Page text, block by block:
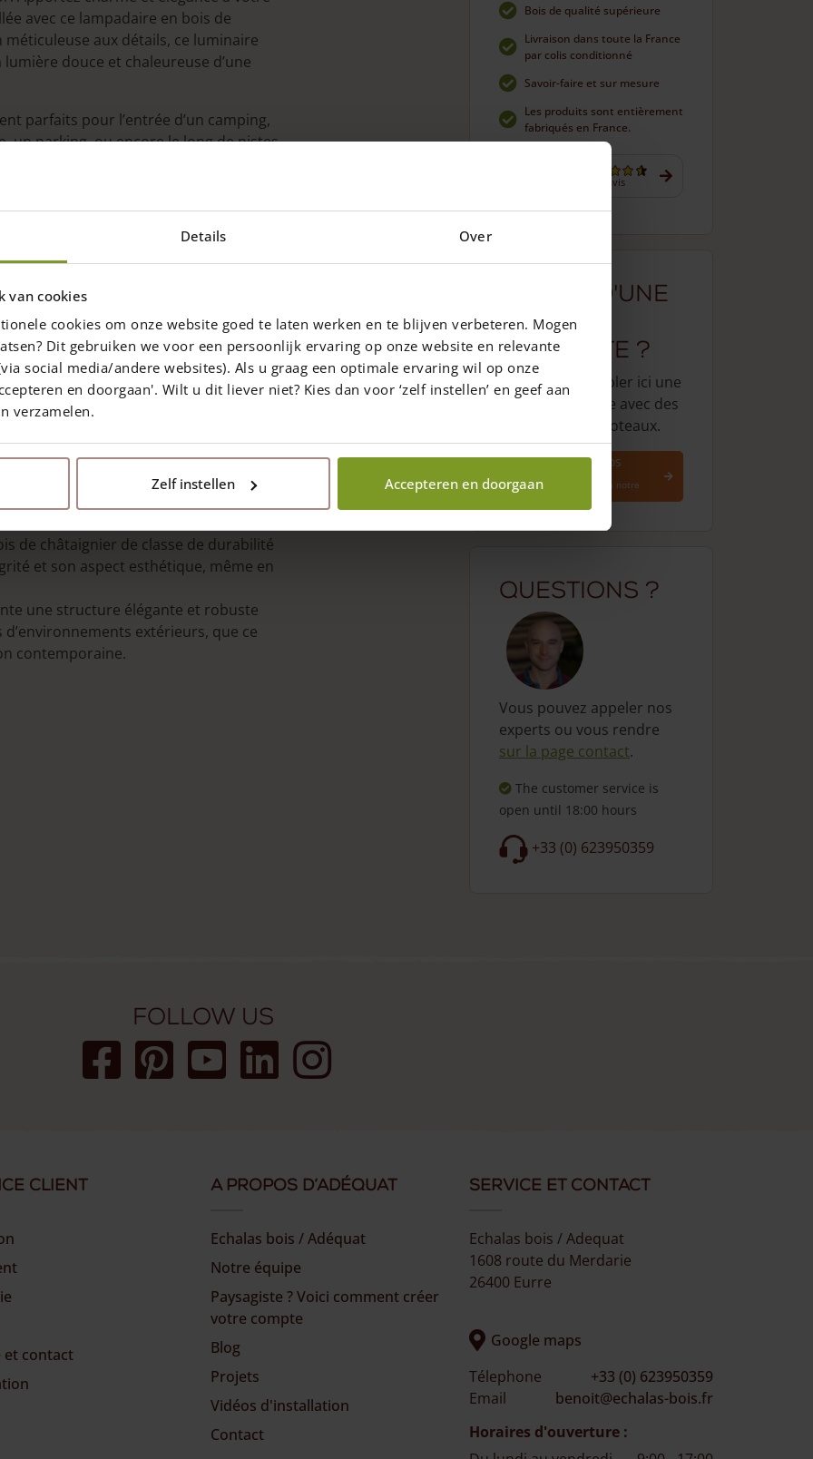
Details Over
van cookies
cookies om onze website goed te laten werken en te blijven verbeteren. Mogen
Dit gebruiken we voor een persoonlijk ervaring op onze website en relevante
social media/andere websites). Als u graag een optimale ervaring wil op onze
en doorgaan'. Wilt u dit liever niet? Kies dan voor ‘zelf instellen’ en geef aan
verzamelen.
Zelf instellen Accepteren en doorgaan
avec ce lampadaire en bois de
aux détails, ce luminaire
douce et chaleureuse d’une
parfaits pour l’entrée d’un camping,
un parking, ou encore le long de pistes
de ces modèles imposants, nous
:ce lampadaire est conçu en bois de
durabilité et sa longévité. Sa finition
à tout environnement.
la possibilité de personnalisation.
entre 16 et 20 cm.
:le lampadaire est équipé d’une bande
blanche douce.
DC (non dimmable).
d’éviter tout contact direct avec le
du poteau, celle qui est la plus
de châtaignier de classe de durabilité
et son aspect esthétique, même en
une structure élégante et robuste
extérieurs, que ce
contemporaine.
Bois de qualité supérieure
Livraison dans toute la France
par colis conditionné
Savoir-faire et sur mesure
Les produits sont entièrement
fabriqués en France.
4432 avis
Besoin d'une
clôture
complète ?
Il suffit d'assembler ici une
clôture complète avec des
portails et des poteaux.
Assemblez vos
Faites le calcul via notre
outil
Questions ?
Vous pouvez appeler nos
experts ou vous rendre
sur la page contact.
The customer service is
open until 18:00 hours
+33 (0) 623950359
Follow us
client
et contact
A propos d’Adéquat
Echalas bois / Adéquat
Notre équipe
Paysagiste ? Voici comment créer
votre compte
Blog
Projets
Vidéos d'installation
Contact
Service et Contact
Echalas bois / Adequat
1608 route du Merdarie
26400 Eurre
Google maps
Télephone
+33 (0) 623950359
Email
benoit@echalas-bois.fr
Horaires d'ouverture :